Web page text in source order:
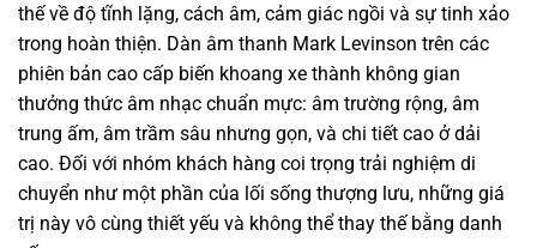
thế về độ tĩnh lặng, cách âm, cảm giác ngồi và sự tinh xảo
trong hoàn thiện. Dàn âm thanh Mark Levinson trên các
phiên bản cao cấp biến khoang xe thành không gian
thưởng thức âm nhạc chuẩn mực: âm trường rộng, âm
trung ấm, âm trầm sâu nhưng gọn, và chi tiết cao ở dải
cao. Đối với nhóm khách hàng coi trọng trải nghiệm di
chuyển như một phần của lối sống thượng lưu, những giá
trị này vô cùng thiết yếu và không thể thay thế bằng danh